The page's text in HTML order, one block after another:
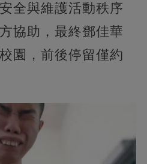
全與維護活動秩序
協助，最終鄧佳華
園，前後停留僅約